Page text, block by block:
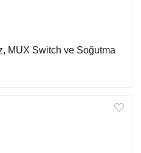
MUX Switch ve Soğutma